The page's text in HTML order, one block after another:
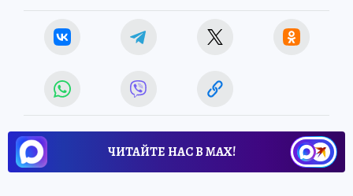
ЧИТАЙТЕ НАС В МАХ!